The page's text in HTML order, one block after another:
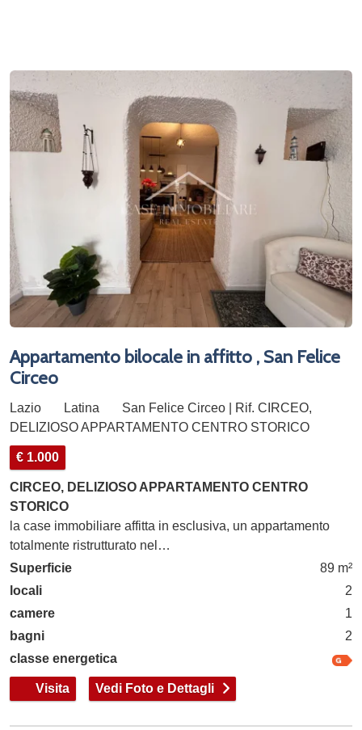
Appartamento bilocale in affitto , San Felice
Circeo
Lazio Latina
San Felice Circeo | Rif. CIRCEO,
DELIZIOSO APPARTAMENTO CENTRO STORICO
€ 1.000
CIRCEO, DELIZIOSO APPARTAMENTO CENTRO
STORICO
la case immobiliare affitta in esclusiva, un appartamento
totalmente ristrutturato nel…
Superficie
89 m²
locali
2
camere
1
bagni
2
classe energetica
Visita Vedi Foto e Dettagli